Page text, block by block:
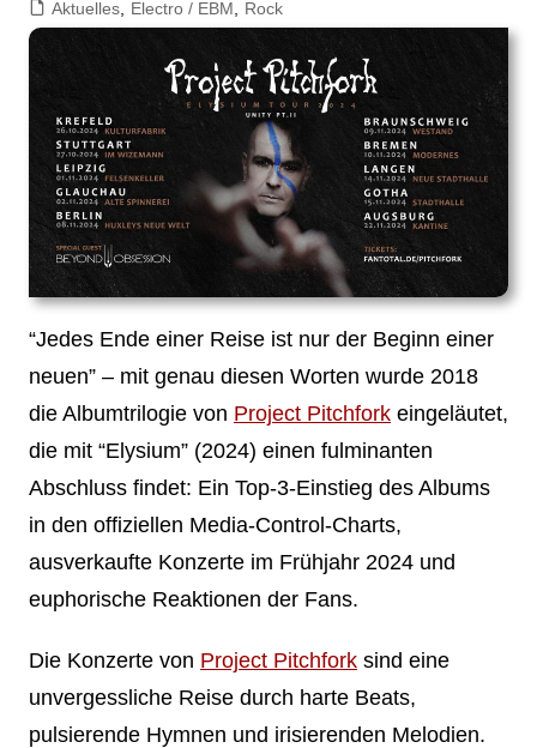
Aktuelles, Electro / EBM Rock
“Jedes Ende einer Reise ist nur der Beginn einer
neuen” – mit genau diesen Worten wurde 2018
die Albumtrilogie von Project Pitchforkeingeläutet,
die mit “Elysium” (2024) einen fulminanten
Abschluss findet: Ein Top-3-Einstieg des Albums
in den offiziellen Media-Control-Charts,
ausverkaufte Konzerte im Frühjahr 2024 und
euphorische Reaktionen der Fans.
Die Konzerte von Project Pitchforksind eine
unvergessliche Reise durch harte Beats,
pulsierende Hymnen und irisierenden Melodien.